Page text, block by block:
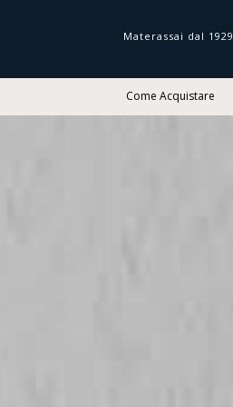
Materassai dal 1929
Come Acquistare